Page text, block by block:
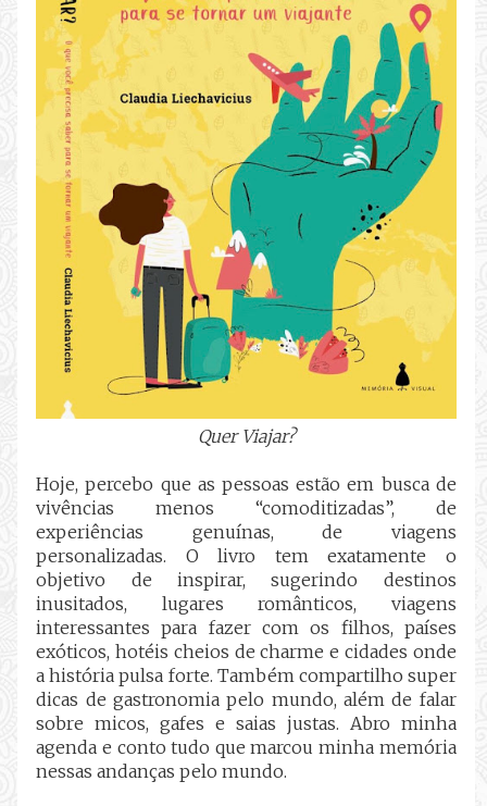
Quer Viajar?
Hoje, percebo que as pessoas estão em busca de
vivências menos “comoditizadas”, de
experiências genuínas, de viagens
personalizadas. O livro tem exatamente o
objetivo de inspirar, sugerindo destinos
inusitados, lugares românticos, viagens
interessantes para fazer com os filhos, países
exóticos, hotéis cheios de charme e cidades onde
a história pulsa forte. Também compartilho super
dicas de gastronomia pelo mundo, além de falar
sobre micos, gafes e saias justas. Abro minha
agenda e conto tudo que marcou minha memória
nessas andanças pelo mundo.